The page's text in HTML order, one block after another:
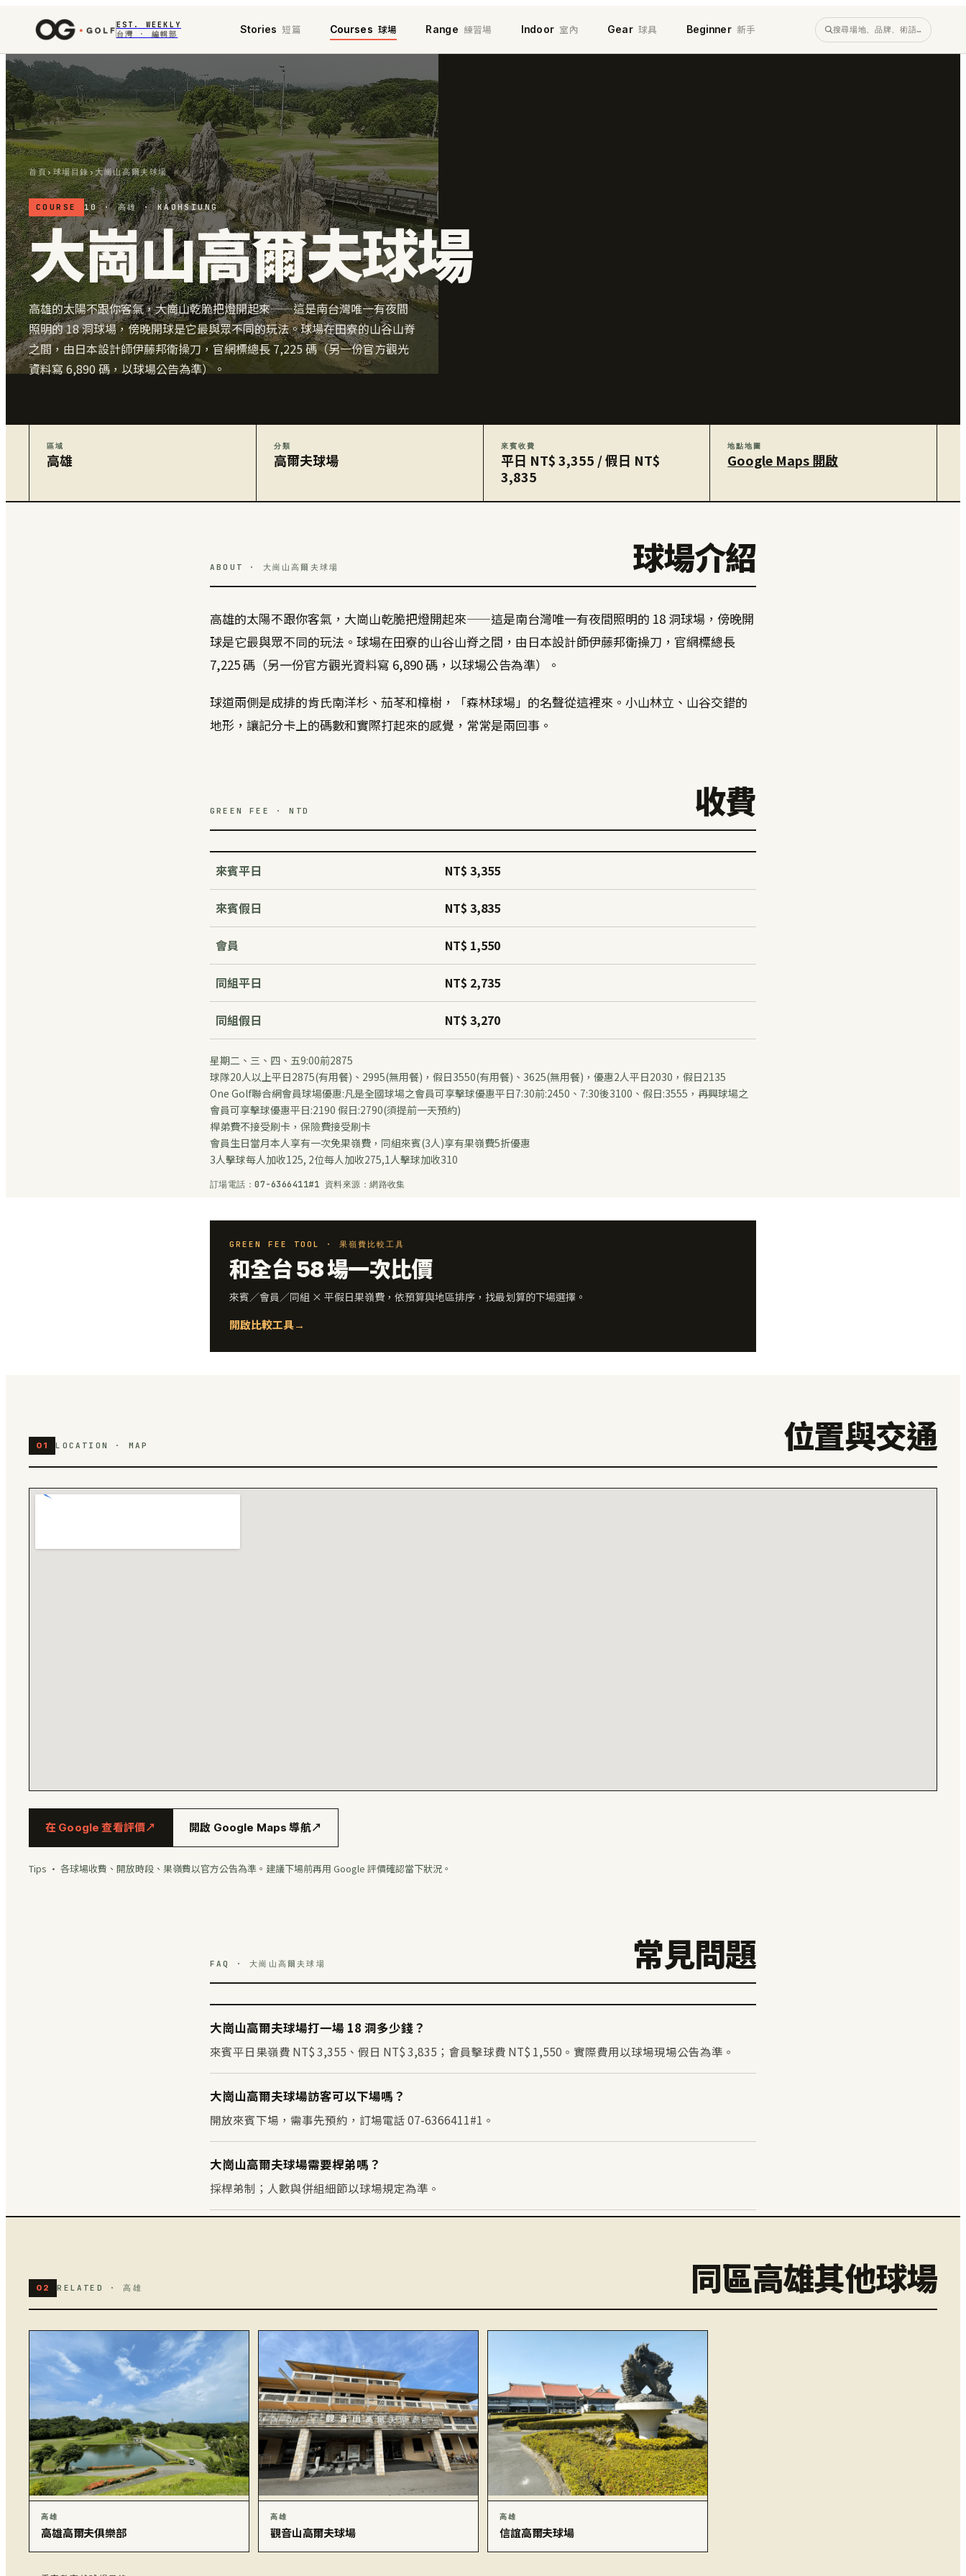
EST. WEEKLY
台灣 · 編輯部
Stories 短篇 Courses 球場 Range 練習場 Indoor 室內 Gear 球具 Beginner 新手 搜尋場地、品牌、術語…
首頁›球場目錄›大崗山高爾夫球場
COURSE 10 · 高雄 · KAOHSIUNG
大崗山高爾夫球場
高雄的太陽不跟你客氣，大崗山乾脆把燈開起來——這是南台灣唯一有夜間
照明的 18 洞球場，傍晚開球是它最與眾不同的玩法。球場在田寮的山谷山脊
之間，由日本設計師伊藤邦衛操刀，官網標總長 7,225 碼（另一份官方觀光
資料寫 6,890 碼，以球場公告為準）。
區域
高雄
分類
高爾夫球場
來賓收費
平日 NT$ 3,355 / 假日 NT$
3,835
地點地圖
Google Maps 開啟
ABOUT · 大崗山高爾夫球場 球場介紹
高雄的太陽不跟你客氣，大崗山乾脆把燈開起來——這是南台灣唯一有夜間照明的 18 洞球場，傍晚開
球是它最與眾不同的玩法。球場在田寮的山谷山脊之間，由日本設計師伊藤邦衛操刀，官網標總長
7,225 碼（另一份官方觀光資料寫 6,890 碼，以球場公告為準）。
球道兩側是成排的肯氏南洋杉、茄苳和樟樹，「森林球場」的名聲從這裡來。小山林立、山谷交錯的
地形，讓記分卡上的碼數和實際打起來的感覺，常常是兩回事。
GREEN FEE · NTD 收費
來賓平日 NT$ 3,355
來賓假日 NT$ 3,835
會員 NT$ 1,550
同組平日 NT$ 2,735
同組假日 NT$ 3,270
星期二、三、四、五9:00前2875
球隊20人以上平日2875(有用餐)、2995(無用餐)，假日3550(有用餐)、3625(無用餐)，優惠2人平日2030，假日2135
One Golf聯合網會員球場優惠:凡是全國球場之會員可享擊球優惠平日7:30前:2450、7:30後3100、假日:3555，再興球場之
會員可享擊球優惠平日:2190 假日:2790(須提前一天預約)
桿弟費不接受刷卡，保險費接受刷卡
會員生日當月本人享有一次免果嶺費，同組來賓(3人)享有果嶺費5折優惠
3人擊球每人加收125, 2位每人加收275,1人擊球加收310
訂場電話：07-6366411#1 資料來源：網路收集
GREEN FEE TOOL · 果嶺費比較工具
和全台 58 場一次比價
來賓／會員／同組 × 平假日果嶺費，依預算與地區排序，找最划算的下場選擇。
開啟比較工具→
01 LOCATION · MAP 位置與交通
在 Google 查看評價↗ 開啟 Google Maps 導航↗
Tips · 各球場收費、開放時段、果嶺費以官方公告為準。建議下場前再用 Google 評價確認當下狀況。
FAQ · 大崗山高爾夫球場 常見問題
大崗山高爾夫球場打一場 18 洞多少錢？
來賓平日果嶺費 NT$ 3,355、假日 NT$ 3,835；會員擊球費 NT$ 1,550。實際費用以球場現場公告為準。
大崗山高爾夫球場訪客可以下場嗎？
開放來賓下場，需事先預約，訂場電話 07-6366411#1。
大崗山高爾夫球場需要桿弟嗎？
採桿弟制；人數與併組細節以球場規定為準。
02 RELATED · 高雄 同區高雄其他球場
高雄
高雄高爾夫俱樂部
高雄
觀音山高爾夫球場
高雄
信誼高爾夫球場